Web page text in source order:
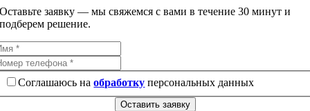
Оставьте заявку — мы свяжемся с вами в течение 30 минут и
подберем решение.
Соглашаюсь наобработку персональных данных
Оставить заявку